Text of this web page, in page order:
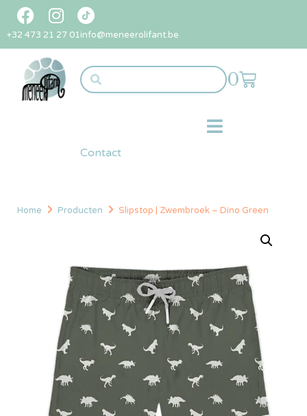
+32 473 21 27 01info@meneerolifant.be
0
Contact
Home Producten Slipstop | Zwembroek – Dino Green